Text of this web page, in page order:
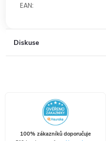
EAN:
Diskuse
100% zákazníků doporučuje